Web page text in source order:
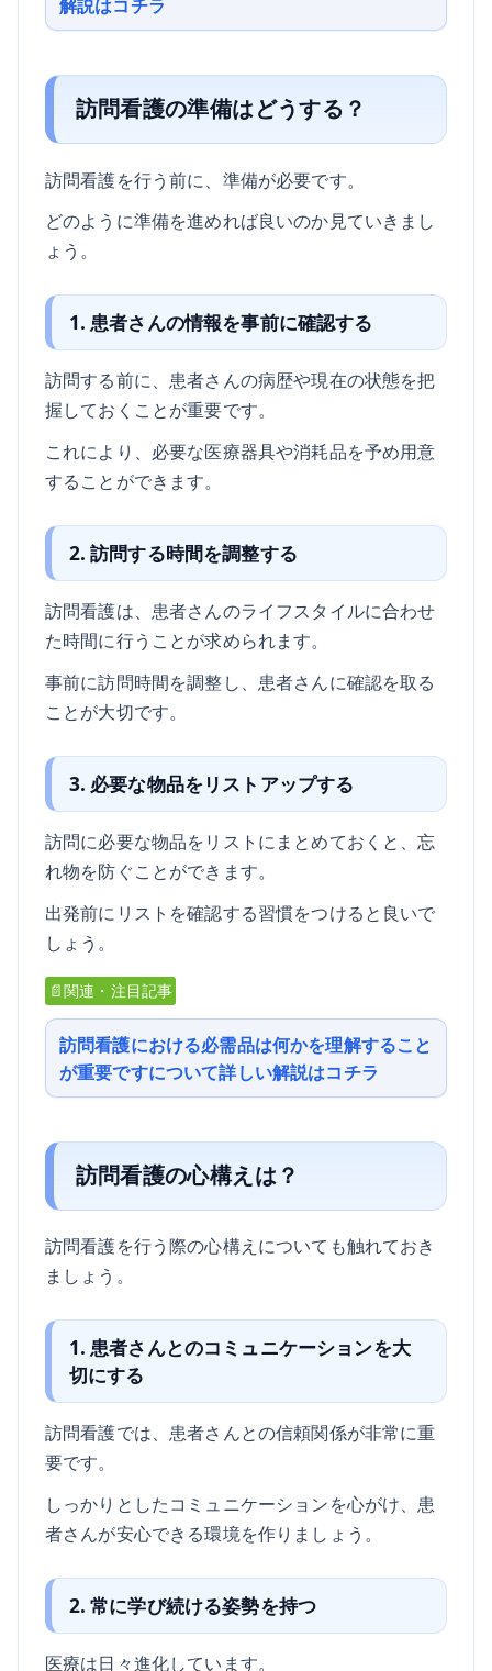
訪問看護の準備はどうする？
訪問看護を行う前に、準備が必要です。
どのように準備を進めれば良いのか見ていきまし
ょう。
1. 患者さんの情報を事前に確認する
訪問する前に、患者さんの病歴や現在の状態を把
握しておくことが重要です。
これにより、必要な医療器具や消耗品を予め用意
することができます。
2. 訪問する時間を調整する
訪問看護は、患者さんのライフスタイルに合わせ
た時間に行うことが求められます。
事前に訪問時間を調整し、患者さんに確認を取る
ことが大切です。
3. 必要な物品をリストアップする
訪問に必要な物品をリストにまとめておくと、忘
れ物を防ぐことができます。
出発前にリストを確認する習慣をつけると良いで
しょう。
📄関連・注目記事
訪問看護における必需品は何かを理解すること
が重要ですについて詳しい解説はコチラ
訪問看護の心構えは？
訪問看護を行う際の心構えについても触れておき
ましょう。
1. 患者さんとのコミュニケーションを大
切にする
訪問看護では、患者さんとの信頼関係が非常に重
要です。
しっかりとしたコミュニケーションを心がけ、患
者さんが安心できる環境を作りましょう。
2. 常に学び続ける姿勢を持つ
医療は日々進化しています。